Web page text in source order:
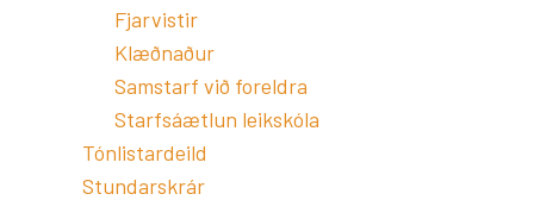
Fjarvistir
Klæðnaður
Samstarf við foreldra
Starfsáætlun leikskóla
Tónlistardeild
Stundarskrár